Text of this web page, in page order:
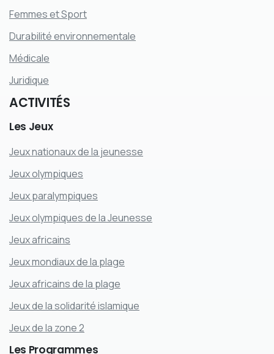
Femmes et Sport
Durabilité environnementale
Médicale
Juridique
ACTIVITÉS
Les Jeux
Jeux nationaux de la jeunesse
Jeux olympiques
Jeux paralympiques
Jeux olympiques de la Jeunesse
Jeux africains
Jeux mondiaux de la plage
Jeux africains de la plage
Jeux de la solidarité islamique
Jeux de la zone 2
Les Programmes